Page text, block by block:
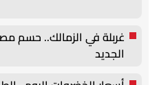
الجديد